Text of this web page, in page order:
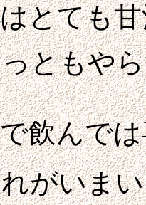
とても
ともや
飲んで
がいまい